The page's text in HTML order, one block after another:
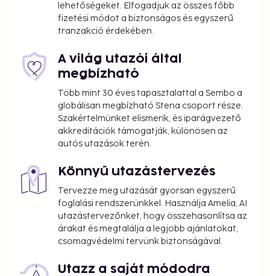
reception, held daily. Quench your thirst with your
favorite drink at the bar/lounge.
lehetőségeket. Elfogadjuk az összes főbb
fizetési módot a biztonságos és egyszerű
tranzakció érdekében.
A világ utazói által
megbízható
Több mint 30 éves tapasztalattal a Sembo a
globálisan megbízható Stena csoport része.
Szakértelmünket elismerik, és iparágvezető
akkreditációk támogatják, különösen az
autós utazások terén.
Könnyű utazástervezés
Tervezze meg utazását gyorsan egyszerű
foglalási rendszerünkkel. Használja Amelia, AI
utazástervezőnket, hogy összehasonlítsa az
árakat és megtalálja a legjobb ajánlatokat,
csomagvédelmi tervünk biztonságával.
Utazz a saját módodra